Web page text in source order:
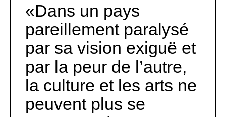
Dans un pays
pareillement paralysé
par sa vision exiguë et
par la peur de l’autre,
la culture et les arts ne
peuvent plus se